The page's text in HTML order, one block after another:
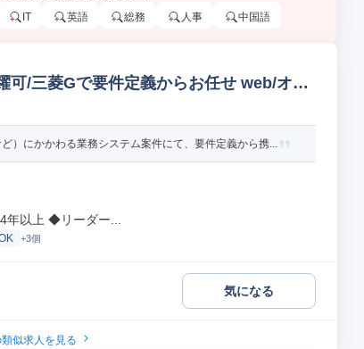
IT 英語 総務 人事 中国語
可/三菱Gで要件定義からお任せ web/オー
）にかかわる業務システム案件にて、要件定義から携...
以上 ◆リーダー...
+3個
気になる
似求人を見る